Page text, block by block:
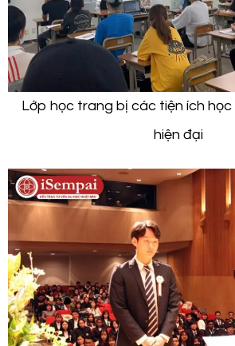
Lớp học trang bị các tiện ích
hiện đại